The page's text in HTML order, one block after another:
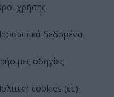
όροι χρήσης
προσωπικά δεδομένα
χρήσιμες οδηγίες
πολιτική cookies (εε)